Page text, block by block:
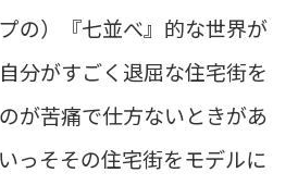
の）『七並べ』的な世界が
分がすごく退屈な住宅街を
が苦痛で仕方ないときがあ
っそその住宅街をモデルに